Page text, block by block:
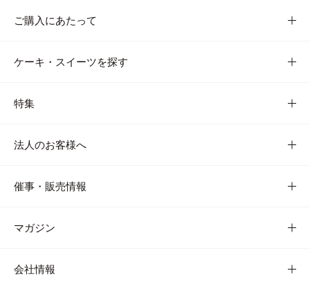
ご購入にあたって
ケーキ・スイーツを探す
特集
法人のお客様へ
催事・販売情報
マガジン
会社情報